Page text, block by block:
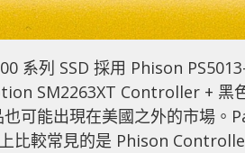
系列 SSD 採用 Phison
SM2263XT Controller + 黑
可能出現在美國之外的市場
比較常見的是 Phison